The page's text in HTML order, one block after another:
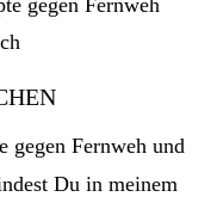
gegen Fernweh und
Du in meinem